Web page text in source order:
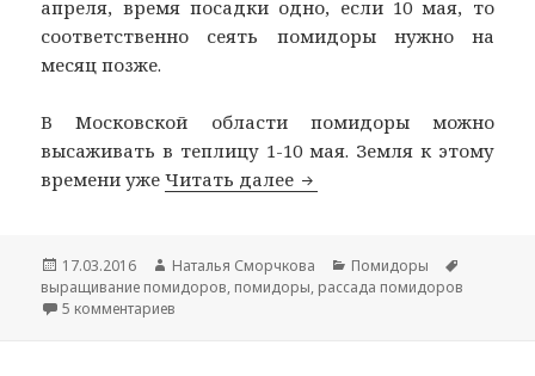
апреля, время посадки одно, если 10 мая, то
соответственно сеять помидоры нужно на
месяц позже.
В Московской области помидоры можно
высаживать в теплицу 1-10 мая. Земля к этому
времени ужеЧитать далее Выращивание рассады
Опубликовано
17.03.2016 Автор
Наталья Сморчкова Рубрики
Помидоры
выращивание помидоров, помидоры, рассада помидоров
5 комментариев